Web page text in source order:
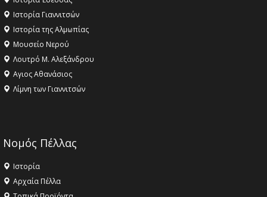
Ιστορία Γιαννιτσών
Ιστορία της Αλμωπίας
Μουσείο Νερού
Λουτρό Μ. Αλεξάνδρου
Αγιος Αθανάσιος
Λίμνη των Γιαννιτσών
Νομός Πέλλας
Ιστορία
Αρχαία Πέλλα